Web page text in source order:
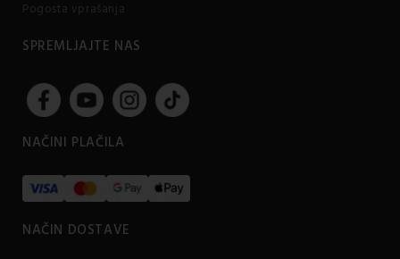
Pogosta vprašanja
SPREMLJAJTE NAS
NAČINI PLAČILA
NAČIN DOSTAVE